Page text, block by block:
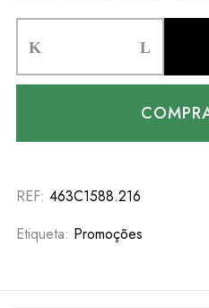
REF: 463C1588.216
Etiqueta: Promoções